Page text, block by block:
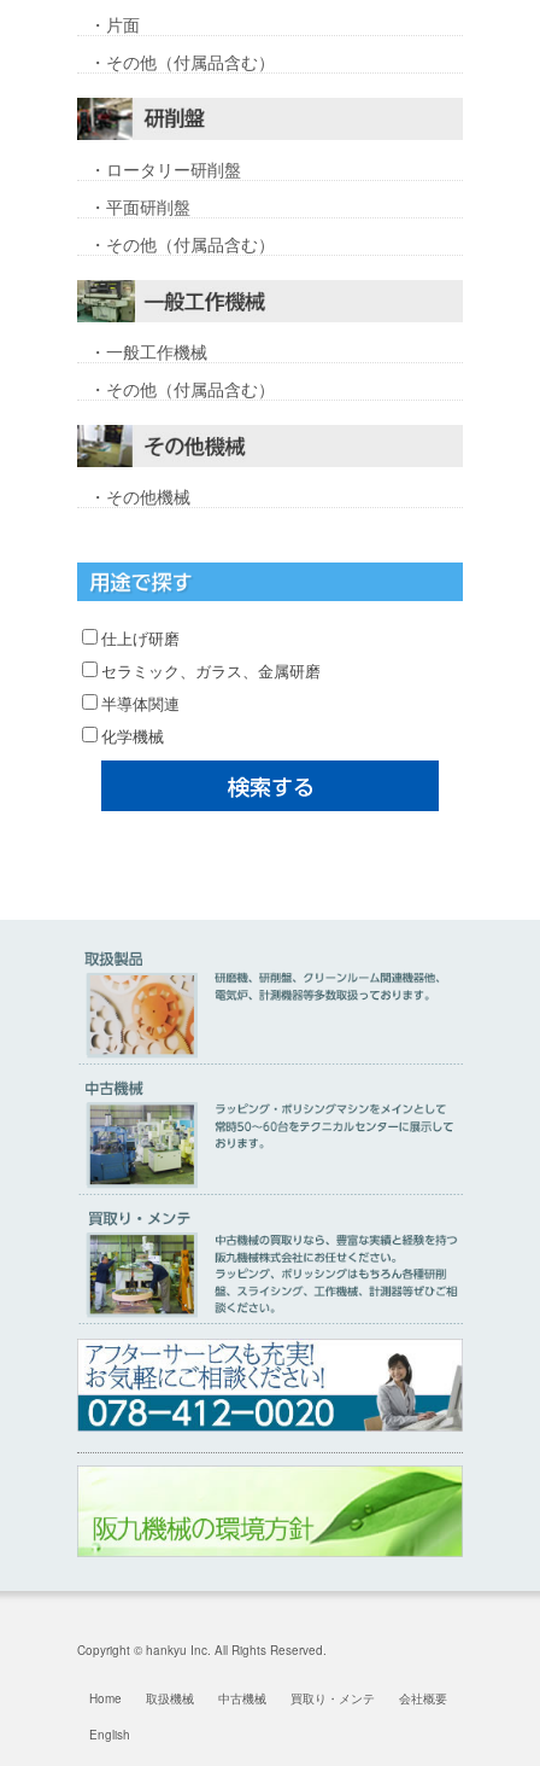
・片面
・その他（付属品含む）
・ロータリー研削盤
・平面研削盤
・その他（付属品含む）
・一般工作機械
・その他（付属品含む）
・その他機械
仕上げ研磨
セラミック、ガラス、金属研磨
半導体関連
化学機械
Copyright © hankyu Inc. All Rights Reserved.
Home 取扱機械 中古機械 買取り・メンテ 会社概要
English